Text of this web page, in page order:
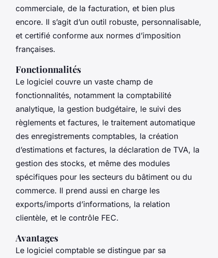
commerciale, de la facturation, et bien plus
encore. Il s’agit d’un outil robuste, personnalisable,
et certifié conforme aux normes d’imposition
françaises.
Fonctionnalités
Le logiciel couvre un vaste champ de
fonctionnalités, notamment la comptabilité
analytique, la gestion budgétaire, le suivi des
règlements et factures, le traitement automatique
des enregistrements comptables, la création
d’estimations et factures, la déclaration de TVA, la
gestion des stocks, et même des modules
spécifiques pour les secteurs du bâtiment ou du
commerce. Il prend aussi en charge les
exports/imports d’informations, la relation
clientèle, et le contrôle FEC.
Avantages
Le logiciel comptable se distingue par sa